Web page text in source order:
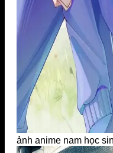
ảnh anime nam học